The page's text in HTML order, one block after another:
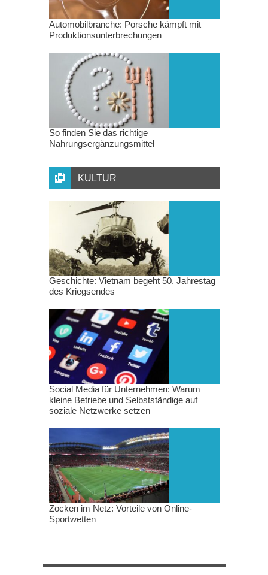
Automobilbranche: Porsche kämpft mit
Produktionsunterbrechungen
So finden Sie das richtige
Nahrungsergänzungsmittel
KULTUR
Geschichte: Vietnam begeht 50. Jahrestag
des Kriegsendes
Social Media für Unternehmen: Warum
kleine Betriebe und Selbstständige auf
soziale Netzwerke setzen
Zocken im Netz: Vorteile von Online-
Sportwetten